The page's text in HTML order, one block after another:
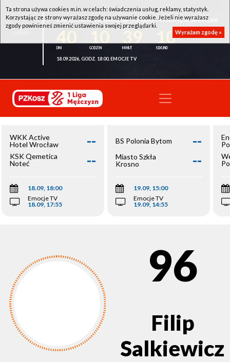
WKK ACTIVE HOTEL WROCŁAW - KSK QEMETICA NOTEĆ INOWROCŁAW
10
18.09.2026, GODZ. 18:00, EMOCJE TV
WKK Active
Hotel Wrocław
--
KSK Qemetica
Noteć
Inowrocław
--
18.09, 18:00
Emocje TV
18.09, 17:55
BS Polonia Bytom --
Miasto Szkła
Krosno
--
19.09, 15:00
Emocje TV
19.09, 14:55
96
Filip
Salkiewicz
Ta strona używa cookies m.in. w celach: świadczenia usług, reklamy, statystyk.
Korzystając ze strony wyrażasz zgodę na używanie cookie. Jeżeli nie wyrażasz
zgody powinieneś zmienić ustawienia swojej przeglądarki.
Wyrażam zgodę »